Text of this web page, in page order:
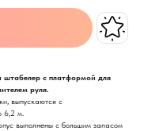
штабелер c платформой для
руля.
выпускаются с
6,2 м.
выполнены с большим запасом